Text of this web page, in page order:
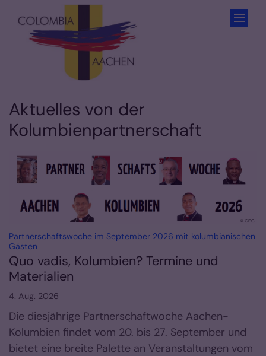
Zum Inhalt springen
Aktuelles von der
Kolumbienpartnerschaft
© CEC
Partnerschaftswoche im September 2026 mit kolumbianischen
Gästen
Quo vadis, Kolumbien? Termine und
Materialien
4. Aug. 2026
Die diesjährige Partnerschaftwoche Aachen-
Kolumbien findet vom 20. bis 27. September und
bietet eine breite Palette an Veranstaltungen vom